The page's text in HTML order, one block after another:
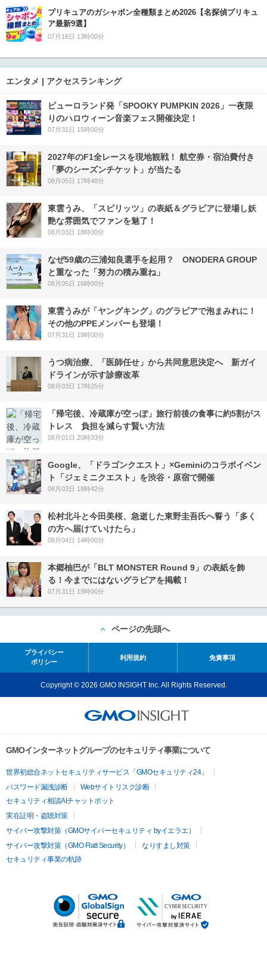
プリキュアのガシャポン全種類まとめ2026【名探偵プリキュ
ア最新9選】
07月16日 13時00分
エンタメ | アクセスランキング
ピューロランド発「SPOOKY PUMPKIN 2026」一夜限
りのハロウィーン音楽フェス開催決定！
07月31日 15時00分
2027年のF1全レースを現地観戦！ 航空券・宿泊費付き
「夢のシーズンチケット」が当たる
08月05日 17時48分
東雲うみ、「スピリッツ」の表紙＆グラビアに登場し妖
艶な雰囲気でファンを魅了！
08月03日 18時00分
なぜ59歳の三浦知良選手を起用？ ONODERA GROUP
と重なった「努力の積み重ね」
08月05日 16時00分
東雲うみが「ヤングキング」のグラビアで泡まみれに！
その他のPPEメンバーも登場！
07月31日 19時00分
うつ病治療、「医師任せ」から共同意思決定へ 新ガイ
ドラインが示す診療改革
08月03日 17時25分
「帰宅後、冷蔵庫が空っぽ」旅行前後の食事に約5割がス
トレス 負担を減らす賢い方法
08月01日 20時33分
Google、「ドラゴンクエスト」×Geminiのコラボイベン
ト「ジェミニクエスト」を渋谷・原宿で開催
08月03日 18時42分
松村北斗と今田美桜、急逝した東野圭吾氏へ誓う「多く
の方へ届けていけたら」
08月04日 14時00分
本郷柚巴が「BLT MONSTER Round 9」の表紙を飾
る！今までにはないグラビアを掲載！
07月31日 19時00分
ページの先頭へ
プライバシー
ポリシー
利用規約 免責事項
Copyright © 2026 GMO INSIGHT Inc. All Rights Reserved.
GMOインターネットグループのセキュリティ事業について
世界初総合ネットセキュリティサービス「GMOセキュリティ24」
パスワード漏洩診断
Webサイトリスク診断
セキュリティ相談AIチャットボット
実在証明・盗聴対策
サイバー攻撃対策（GMOサイバーセキュリティ byイエラエ）
サイバー攻撃対策（GMO Flatt Security）
なりすまし対策
セキュリティ事業の軌跡